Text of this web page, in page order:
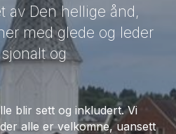
av Den hellige ånd,
med glede og leder
og
blir sett og inkludert. Vi
alle er velkomne, uansett